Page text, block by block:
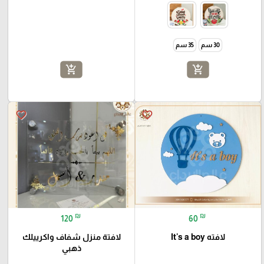
30 سم 35 سم
add_shopping_cart
add_shopping_cart
favorite_border
60 ₪
لافته It's a boy
favorite_border
120 ₪
لافتة منزل شفاف واكرييلك
ذهبي